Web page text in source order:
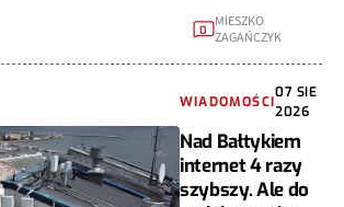
0 MIESZKO
ZAGAŃCZYK
WIADOMOŚCI
07 SIE
2026
Nad Bałtykiem
internet 4 razy
szybszy. Ale do